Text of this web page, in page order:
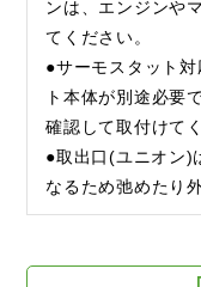
ンは、エンジンや
てください。
●サーモスタット
ト本体が別途必要
確認して取付けて
●取出口(ユニオン)
なるため弛めたり